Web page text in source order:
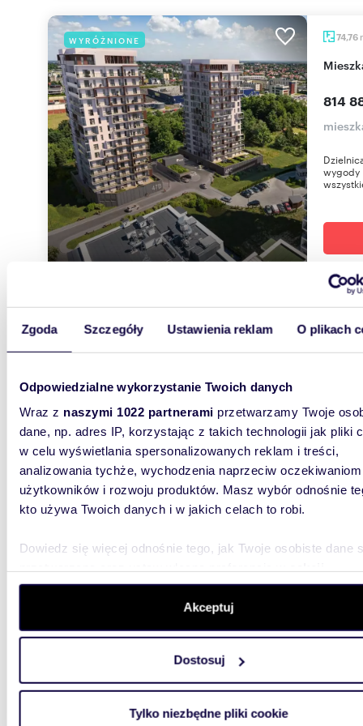
Zgoda Szczegóły Ustawienia reklam O plikach
Odpowiedzialne wykorzystanie Twoich danych
Wraz z naszymi 1022 partnerami przetwarzamy Twoje
dane, np. adres IP, korzystając z takich technologii jak pliki
w celu wyświetlania spersonalizowanych reklam i treści,
analizowania tychże, wychodzenia naprzeciw oczekiwaniom
użytkowników i rozwoju produktów. Masz wybór odnośnie
kto używa Twoich danych i w jakich celach to robi.
Dowiedz się więcej odnośnie tego, jak Twoje osobiste dane
szczegółów. W Deklaracji plików cookie możesz zmienić
wycofać swoją zgodę w dowolnej chwili.
aby oferować funkcje społecznościowe i analizować ruch w
witrynie. Informacje o tym, jak korzystasz z naszej witryny,
analitycznym. Partnerzy mogą połączyć te informacje z
Akceptuj
Dostosuj
Tylko niezbędne pliki cookie
WYRÓŻNIONE 74,76
814
wygody